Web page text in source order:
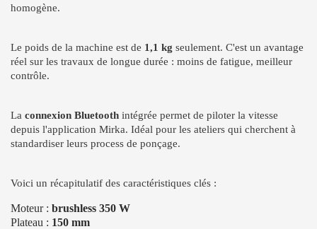
homogène.
Le poids de la machine est de 1,1 kg seulement. C'est un avantage
réel sur les travaux de longue durée : moins de fatigue, meilleur
contrôle.
La connexion Bluetooth intégrée permet de piloter la vitesse
depuis l'application Mirka. Idéal pour les ateliers qui cherchent à
standardiser leurs process de ponçage.
Voici un récapitulatif des caractéristiques clés :
Moteur : brushless 350 W
Plateau : 150 mm